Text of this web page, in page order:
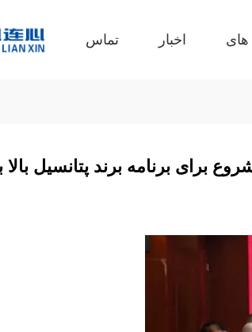
های اخبار تماس
برای برنامه برند پتانسیل بالا